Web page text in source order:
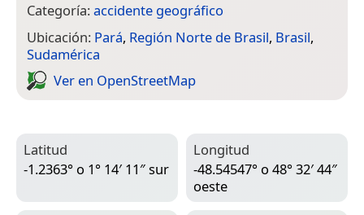
Categoría:accidente geográfico
Ubicación: Pará, Región Norte de Brasil, Brasil,
Sudamérica
Ver en Open­Street­Map
Latitud
-1.2363° o 1° 14′ 11″ sur
Longitud
-48.54547° o 48° 32′ 44″
oeste